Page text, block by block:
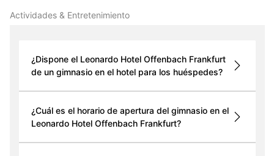
Actividades & Entretenimiento
¿Dispone el Leonardo Hotel Offenbach Frankfurt
de un gimnasio en el hotel para los huéspedes?
¿Cuál es el horario de apertura del gimnasio en el
Leonardo Hotel Offenbach Frankfurt?